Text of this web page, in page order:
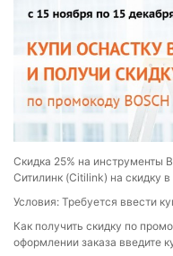
Скидка 25% на инструменты
Ситилинк (Citilink) на скидку
Условия: Требуется ввести
Как получить скидку по
оформлении заказа введите